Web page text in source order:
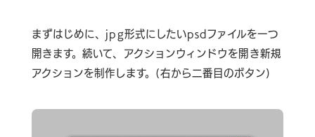
まずはじめに、jpg形式にしたいpsdファイルを一つ
開きます。続いて、アクションウィンドウを開き新規
アクションを制作します。(右から二番目のボタン)